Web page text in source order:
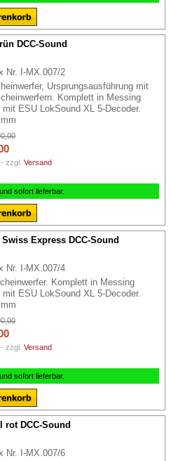
DCC-Sound
Nr. I-MX.007/2
Ursprungsausführung mit
Komplett in Messing
ESU LokSound XL 5-Decoder.
zzgl. Versand
sofort lieferbar.
Swiss Express DCC-Sound
Nr. I-MX.007/4
Komplett in Messing
ESU LokSound XL 5-Decoder.
zzgl. Versand
sofort lieferbar.
rot DCC-Sound
Nr. I-MX.007/6